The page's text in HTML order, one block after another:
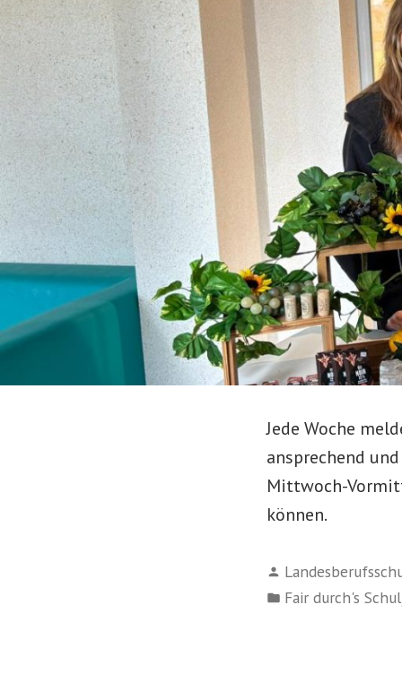
Jede Woche
ansprechend
Mittwoch-
können.
Verfasst
von
Veröffentlicht
Fair durch's